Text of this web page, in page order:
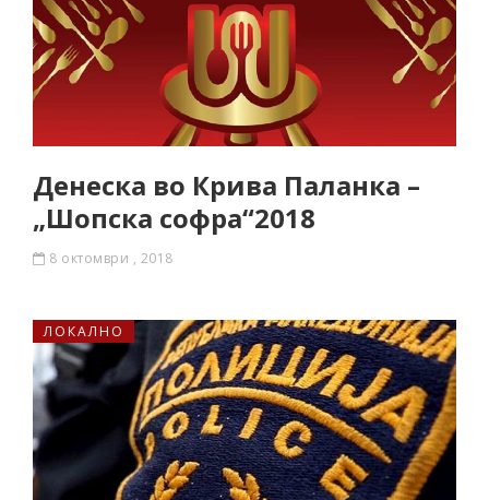
Денеска во Крива Паланка –
„Шопска софра“2018
8 октомври , 2018
ЛОКАЛНО